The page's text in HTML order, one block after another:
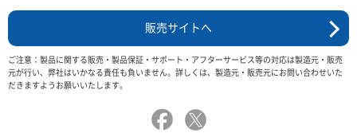
販売サイトへ
ご注意：製品に関する販売・製品保証・サポート・アフターサービス等の対応は製造元・販売
元が行い、弊社はいかなる責任も負いません。詳しくは、製造元・販売元にお問い合わせいた
だきますようお願いいたします。